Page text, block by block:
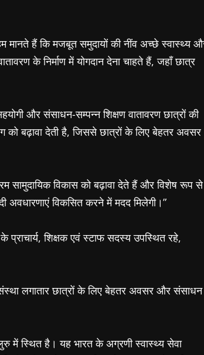
मानते हैं कि मजबूत समुदायों की नींव अच्छे स्वास्थ्य
के निर्माण में योगदान देना चाहते हैं, जहाँ छात्र
और संसाधन-सम्पन्न शिक्षण वातावरण छात्रों की
बढ़ावा देती है, जिससे छात्रों के लिए बेहतर अवसर
सामुदायिक विकास को बढ़ावा देते हैं और विशेष रूप से
अवधारणाएं विकसित करने में मदद मिलेगी।”
प्राचार्य, शिक्षक एवं स्टाफ सदस्य उपस्थित रहे,
संस्था लगातार छात्रों के लिए बेहतर अवसर और संसाधन
में स्थित है। यह भारत के अग्रणी स्वास्थ्य सेवा